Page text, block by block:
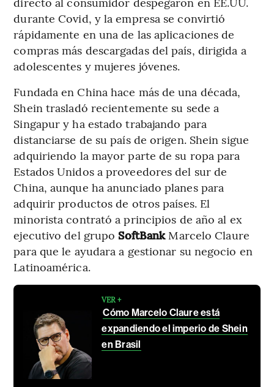
durante Covid, y la empresa se convirtió
rápidamente en una de las aplicaciones de
compras más descargadas del país, dirigida a
adolescentes y mujeres jóvenes.
Fundada en China hace más de una década,
Shein trasladó recientemente su sede a
Singapur y ha estado trabajando para
distanciarse de su país de origen. Shein sigue
adquiriendo la mayor parte de su ropa para
Estados Unidos a proveedores del sur de
China, aunque ha anunciado planes para
adquirir productos de otros países. El
minorista contrató a principios de año al ex
ejecutivo del grupo SoftBankMarcelo Claure
para que le ayudara a gestionar su negocio en
Latinoamérica.
VER +
Cómo Marcelo Claure está
expandiendo el imperio de Shein
en Brasil